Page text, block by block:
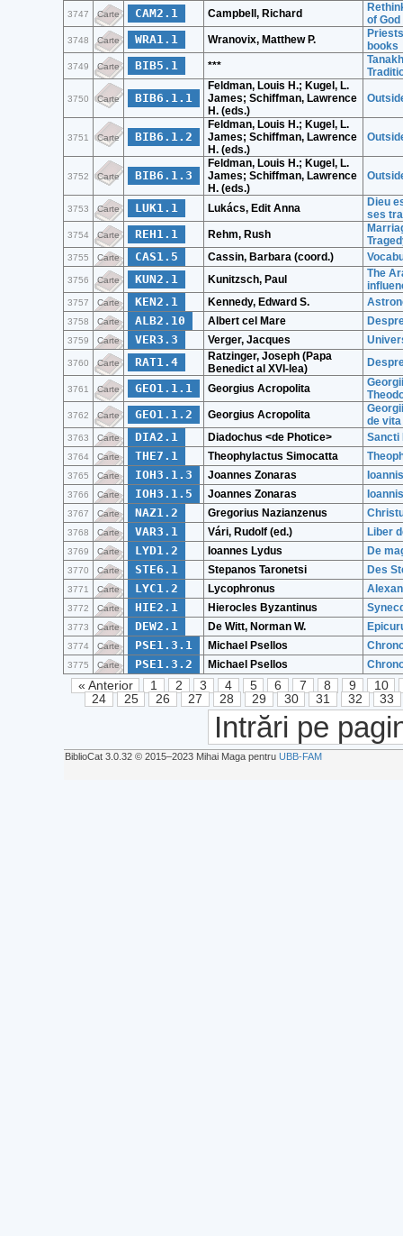
3747 Carte CAM2.1 Campbell, Richard
of God
3748 Carte WRA1.1 Wranovix, Matthew P.
books
3749 Carte BIB5.1 ***
3750 Carte BIB6.1.1
Feldman, Louis H.; Kugel, L.
James; Schiffman, Lawrence
H. (eds.)
3751 Carte BIB6.1.2
Feldman, Louis H.; Kugel, L.
James; Schiffman, Lawrence
H. (eds.)
3752 Carte BIB6.1.3
Feldman, Louis H.; Kugel, L.
James; Schiffman, Lawrence
H. (eds.)
3753 Carte LUK1.1 Lukács, Edit Anna
Dieu
ses
3754 Carte REH1.1 Rehm, Rush
3755 Carte CAS1.5 Cassin, Barbara (coord.)
3756 Carte KUN2.1 Kunitzsch, Paul
The
3757 Carte KEN2.1 Kennedy, Edward S.
3758 Carte ALB2.10 Albert cel Mare
3759 Carte VER3.3 Verger, Jacques
3760 Carte RAT1.4
Ratzinger, Joseph (Papa
Benedict al XVI-lea)
3761 Carte GEO1.1.1 Georgius Acropolita
3762 Carte GEO1.1.2 Georgius Acropolita
de
3763 Carte DIA2.1 Diadochus <de Photice> Sancti
3764 Carte THE7.1 Theophylactus Simocatta
3765 Carte IOH3.1.3 Joannes Zonaras
3766 Carte IOH3.1.5 Joannes Zonaras
3767 Carte NAZ1.2 Gregorius Nazianzenus
3768 Carte VAR3.1 Vári, Rudolf (ed.) Liber
3769 Carte LYD1.2 Ioannes Lydus De
3770 Carte STE6.1 Stepanos Taronetsi Des
3771 Carte LYC1.2 Lycophronus
3772 Carte HIE2.1 Hierocles Byzantinus
3773 Carte DEW2.1 De Witt, Norman W.
3774 Carte PSE1.3.1 Michael Psellos
3775 Carte PSE1.3.2 Michael Psellos
« Anterior 1 2 3 4 5 6 7 8 9
10
24
25 26 27 28 29 30 31 32 33
Intrări pe
BiblioCat 3.0.32 © 2015‒2023 Mihai Maga pentru UBB-FAM